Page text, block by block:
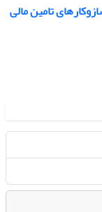
تامین مالی